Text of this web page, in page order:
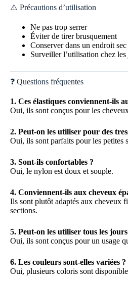
⚠️ Précautions d’utilisation
Ne pas trop serrer
Éviter de tirer brusquement
Conserver dans un endroit sec
Surveiller l’utilisation chez les
❓ Questions fréquentes
1. Ces élastiques conviennent-ils
Oui, ils sont conçus pour les
2. Peut-on les utiliser pour des
Oui, ils sont parfaits pour les petites
3. Sont-ils confortables ?
Oui, le nylon est doux et souple.
4. Conviennent-ils aux cheveux
Ils sont plutôt adaptés aux cheveux
sections.
5. Peut-on les utiliser tous les
Oui, ils sont conçus pour un usage
6. Les couleurs sont-elles variées ?
Oui, plusieurs coloris sont